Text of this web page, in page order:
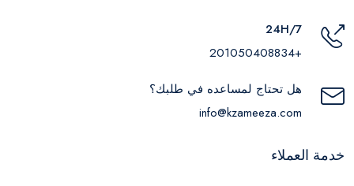
24H/7
+201050408834
هل تحتاج لمساعده في طلبك؟
info@kzameeza.com
خدمة العملاء